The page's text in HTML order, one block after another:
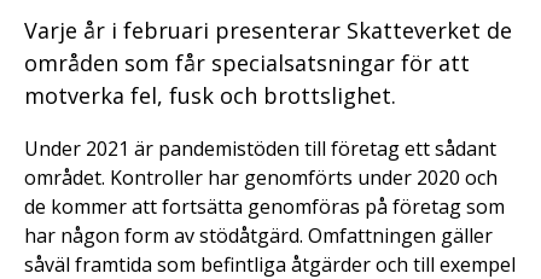
Varje år i februari presenterar Skatteverket de
områden som får specialsatsningar för att
motverka fel, fusk och brottslighet.
Under 2021 är pandemistöden till företag ett sådant
området. Kontroller har genomförts under 2020 och
de kommer att fortsätta genomföras på företag som
har någon form av stödåtgärd. Omfattningen gäller
såväl framtida som befintliga åtgärder och till exempel